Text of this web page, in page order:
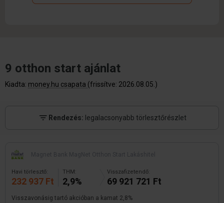
9 otthon start ajánlat
Kiadta: money.hu csapata (frissítve: 2026.08.05.)
Rendezés: legalacsonyabb törlesztőrészlet
Havi törlesztő:
232 937 Ft
THM:
2,9%
Visszafizetendő:
69 921 721 Ft
Visszavonásig tartó akcióban a kamat 2,8%